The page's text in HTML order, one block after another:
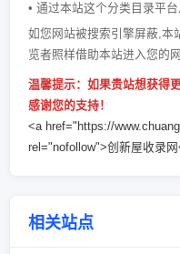
• 通过本站这个分类目录平
如您网站被搜索引擎屏蔽,本
览者照样借助本站进入您的网
温馨提示：如果贵站想获得
感谢您的支持！
<a href="https://
rel="nofollow">创新屋收录
相关站点